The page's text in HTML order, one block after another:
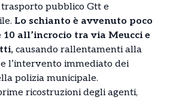
pubblico Gtt e
Lo schianto è avvenuto poco
all’incrocio tra via Meucci e
causando rallentamenti alla
l’intervento immediato dei
polizia municipale.
ricostruzioni degli agenti,